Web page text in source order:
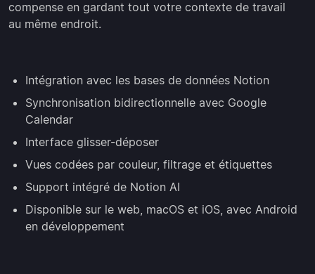
compense en gardant tout votre contexte de travail
au même endroit.
Intégration avec les bases de données Notion
Synchronisation bidirectionnelle avec Google
Calendar
Interface glisser-déposer
Vues codées par couleur, filtrage et étiquettes
Support intégré de Notion AI
Disponible sur le web, macOS et iOS, avec Android
en développement